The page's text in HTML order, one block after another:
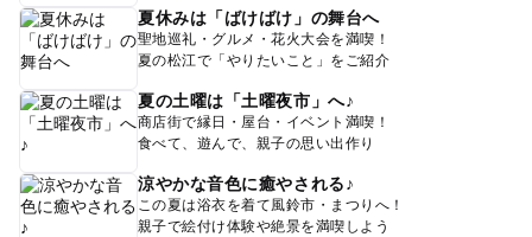
夏休みは「ばけばけ」の舞台へ
聖地巡礼・グルメ・花火大会を満喫！
夏の松江で「やりたいこと」をご紹介
夏の土曜は「土曜夜市」へ♪
商店街で縁日・屋台・イベント満喫！
食べて、遊んで、親子の思い出作り
涼やかな音色に癒やされる♪
この夏は浴衣を着て風鈴市・まつりへ！
親子で絵付け体験や絶景を満喫しよう